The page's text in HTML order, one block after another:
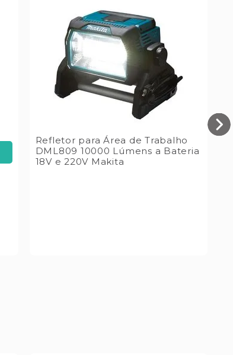
Refletor para Área de Trabalho
DML809 10000 Lúmens a Bateria
18V e 220V Makita